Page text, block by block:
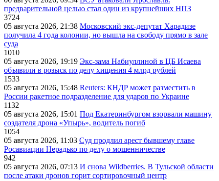
предварительной целью стал один из крупнейших НПЗ
3724
05 августа 2026, 21:38 Московский экс-депутат Харадизе
получила 4 года колонии, но вышла на свободу прямо в зале
суда
1010
05 августа 2026, 19:19 Экс-зама Набиуллиной в ЦБ Исаева
объявили в розыск по делу хищения 4 млрд рублей
1533
05 августа 2026, 15:48 Reuters: КНДР может разместить в
России ракетное подразделение для ударов по Украине
1132
05 августа 2026, 15:01 Под Екатеринбургом взорвали машину
создателя дрона «Упырь», водитель погиб
1054
05 августа 2026, 11:03 Суд продлил арест бывшему главе
Росавиации Нерадько по делу о мошенничестве
942
05 августа 2026, 07:13 И снова Wildberries. В Тульской области
после атаки дронов горит сортировочный центр